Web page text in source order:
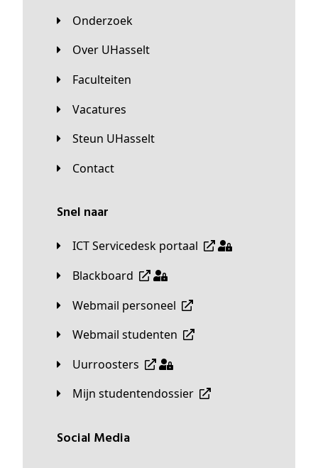
Onderzoek
Over UHasselt
Faculteiten
Vacatures
Steun UHasselt
Contact
Snel naar
ICT Servicedesk portaal
Blackboard
Webmail personeel
Webmail studenten
Uurroosters
Mijn studentendossier
Social Media